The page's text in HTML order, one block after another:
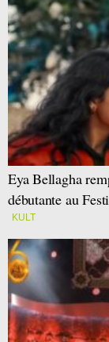
Eya Bellagha
débutante au
KULT